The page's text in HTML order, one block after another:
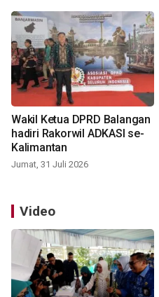
Wakil Ketua DPRD Balangan
hadiri Rakorwil ADKASI se-
Kalimantan
Jumat, 31 Juli 2026
Video